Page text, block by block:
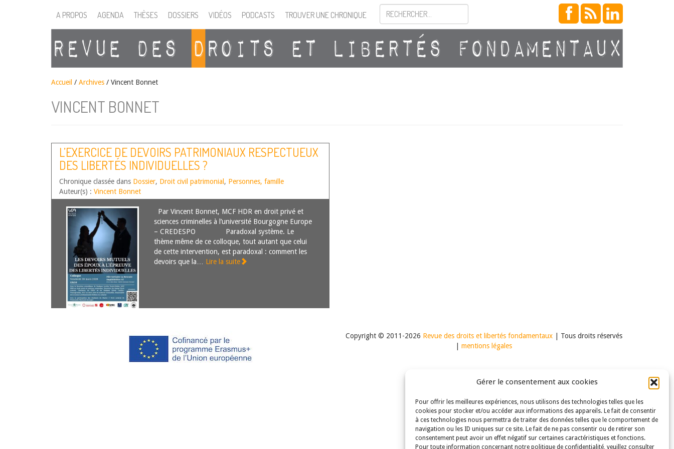
Gérer le consentement aux cookies
Pour offrir les meilleures expériences, nous utilisons des technologies telles que les
cookies pour stocker et/ou accéder aux informations des appareils. Le fait de consentir
à ces technologies nous permettra de traiter des données telles que le comportement de
navigation ou les ID uniques sur ce site. Le fait de ne pas consentir ou de retirer son
consentement peut avoir un effet négatif sur certaines caractéristiques et fonctions.
Pour toute information concernant notre politique de confidentialité, veuillez consulter
A PROPOS AGENDA THÈSES DOSSIERS VIDÉOS PODCASTS TROUVER UNE CHRONIQUE
Accueil / Archives / Vincent Bonnet
VINCENT BONNET
L’EXERCICE DE DEVOIRS PATRIMONIAUX RESPECTUEUX
DES LIBERTÉS INDIVIDUELLES ?
Chronique classée dans Dossier, Droit civil patrimonial , Personnes, famille
Auteur(s) : Vincent Bonnet
Par Vincent Bonnet, MCF HDR en droit privé et
sciences criminelles à l’université Bourgogne Europe
– CREDESPO Paradoxal système. Le
thème même de ce colloque, tout autant que celui
de cette intervention, est paradoxal : comment les
devoirs que la… Lire la suite
Copyright © 2011-2026 Revue des droits et libertés fondamentaux| Tous droits réservés
mentions légales